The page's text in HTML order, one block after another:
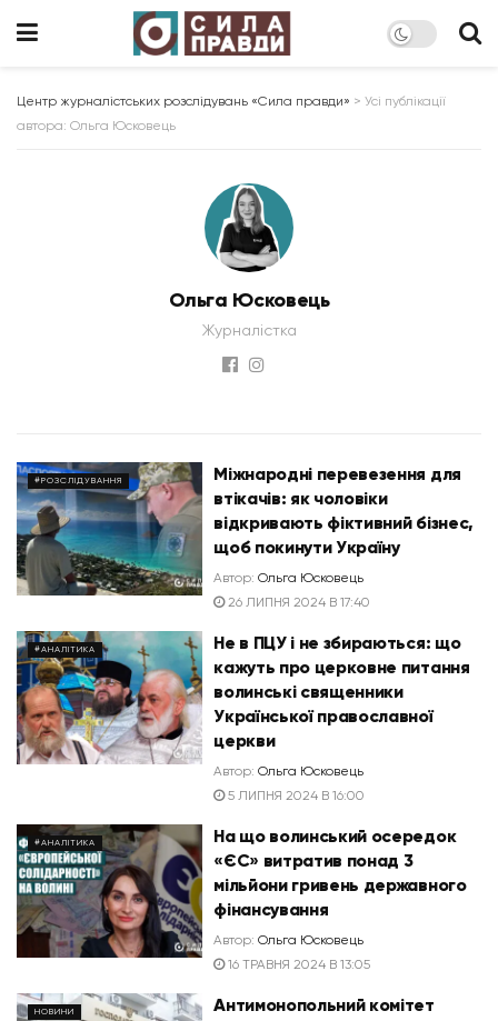
Центр журналістських розслідувань «Сила правди» > Усі публікації
автора: Ольга Юсковець
Ольга Юсковець
Журналістка
#РОЗСЛІДУВАННЯ
Міжнародні перевезення для
втікачів: як чоловіки
відкривають фіктивний бізнес,
щоб покинути Україну
Автор: Ольга Юсковець
26 ЛИПНЯ 2024 В 17:40
#АНАЛІТИКА
Не в ПЦУ і не збираються: що
кажуть про церковне питання
волинські священники
Української православної
церкви
Автор: Ольга Юсковець
5 ЛИПНЯ 2024 В 16:00
#АНАЛІТИКА
На що волинський осередок
«ЄС» витратив понад 3
мільйони гривень державного
фінансування
Автор: Ольга Юсковець
16 ТРАВНЯ 2024 В 13:05
НОВИНИ
Антимонопольний комітет